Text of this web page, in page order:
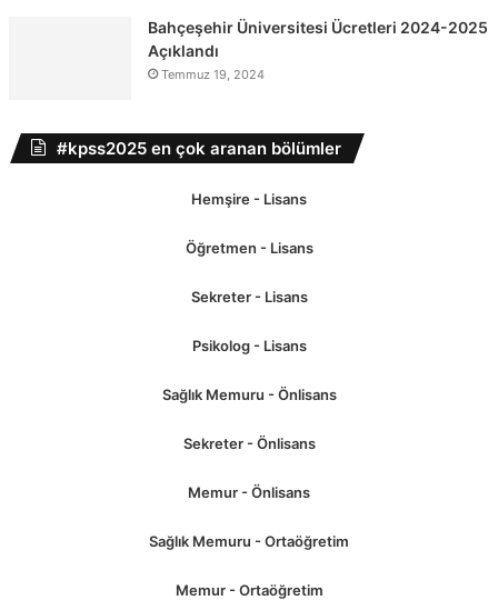
Bahçeşehir Üniversitesi Ücretleri 2024-2025
Açıklandı
Temmuz 19, 2024
#kpss2025 en çok aranan bölümler
Hemşire - Lisans
Öğretmen - Lisans
Sekreter - Lisans
Psikolog - Lisans
Sağlık Memuru - Önlisans
Sekreter - Önlisans
Memur - Önlisans
Sağlık Memuru - Ortaöğretim
Memur - Ortaöğretim